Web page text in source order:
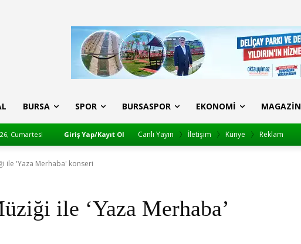
BURSA SPOR BURSASPOR EKONOMI MAGAZIN
Cumartesi Giriş Yap/Kayıt Ol Canlı Yayın İletişim Künye Reklam
ile 'Yaza Merhaba' konseri
ile ‘Yaza Merhaba’